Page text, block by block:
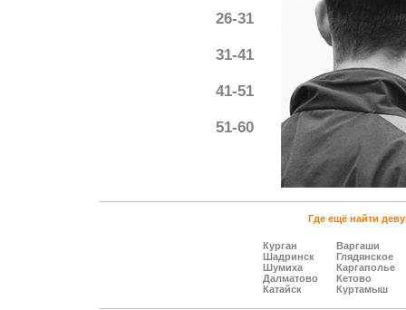
26-31
31-41
41-51
51-60
Где ещё найти
Курган
Шадринск
Шумиха
Далматово
Катайск
Варгаши
Глядянское
Каргаполье
Кетово
Куртамыш